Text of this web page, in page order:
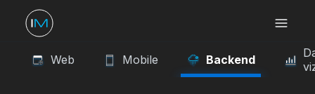
Web Mobile Backend